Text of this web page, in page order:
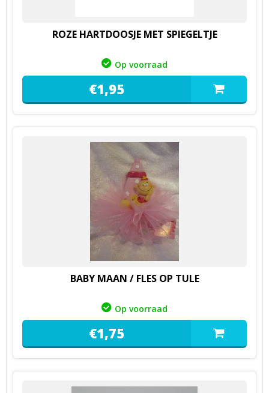
ROZE HARTDOOSJE MET SPIEGELTJE
Op voorraad
€1,95
BABY MAAN / FLES OP TULE
Op voorraad
€1,75